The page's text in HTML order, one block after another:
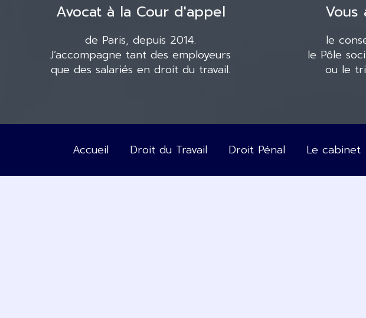
Avocat à la Cour d'appel
de Paris, depuis 2014.
J’accompagne tant des employeurs
que des salariés en droit du travail.
Vous
le
le Pôle
ou le
Accueil Droit du Travail Droit Pénal Le cabinet